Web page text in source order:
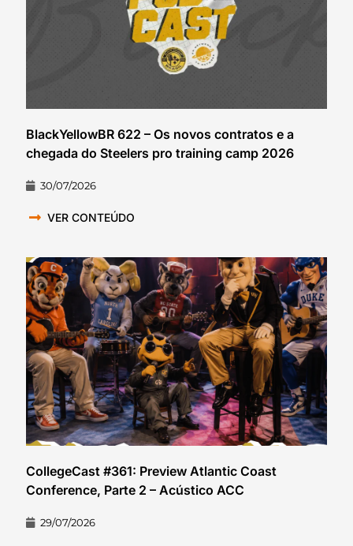
BlackYellowBR 622 – Os novos contratos e a
chegada do Steelers pro training camp 2026
30/07/2026
VER CONTEÚDO
CollegeCast #361: Preview Atlantic Coast
Conference, Parte 2 – Acústico ACC
29/07/2026